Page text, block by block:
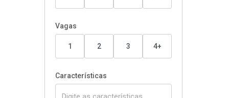
Vagas
1 2 3 4+
Características